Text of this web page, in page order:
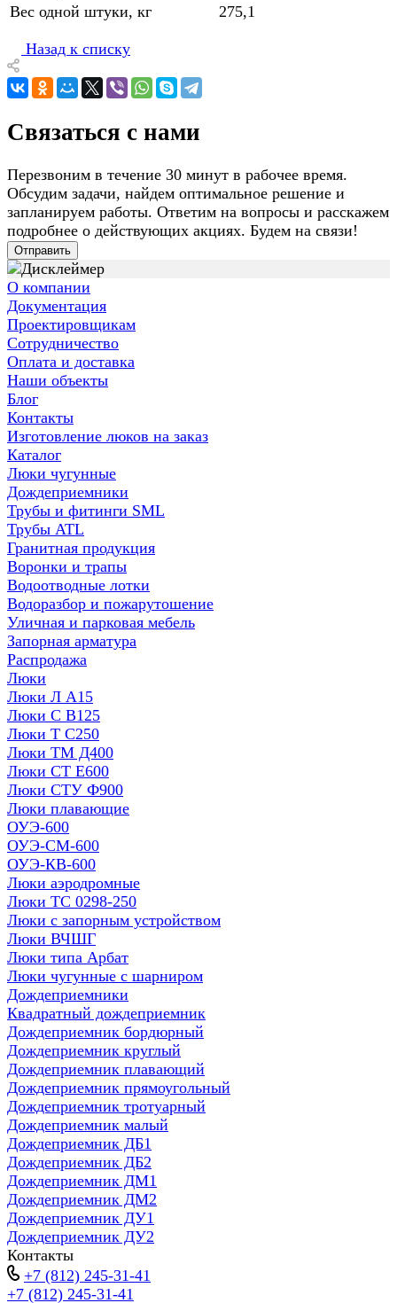
Вес одной штуки, кг
275,1
Назад к списку
Связаться с нами
Перезвоним в течение 30 минут в рабочее время.
Обсудим задачи, найдем оптимальное решение и
запланируем работы. Ответим на вопросы и расскажем
подробнее о действующих акциях. Будем на связи!
Отправить
О компании
Документация
Проектировщикам
Сотрудничество
Оплата и доставка
Наши объекты
Блог
Контакты
Изготовление люков на заказ
Каталог
Люки чугунные
Дождеприемники
Трубы и фитинги SML
Трубы ATL
Гранитная продукция
Воронки и трапы
Водоотводные лотки
Водоразбор и пожарутошение
Уличная и парковая мебель
Запорная арматура
Распродажа
Люки
Люки Л А15
Люки С В125
Люки Т С250
Люки ТМ Д400
Люки СТ Е600
Люки СТУ Ф900
Люки плавающие
ОУЭ-600
ОУЭ-СМ-600
ОУЭ-КВ-600
Люки аэродромные
Люки ТС 0298-250
Люки с запорным устройством
Люки ВЧШГ
Люки типа Арбат
Люки чугунные с шарниром
Дождеприемники
Квадратный дождеприемник
Дождеприемник бордюрный
Дождеприемник круглый
Дождеприемник плавающий
Дождеприемник прямоугольный
Дождеприемник тротуарный
Дождеприемник малый
Дождеприемник ДБ1
Дождеприемник ДБ2
Дождеприемник ДМ1
Дождеприемник ДМ2
Дождеприемник ДУ1
Дождеприемник ДУ2
Контакты
+7 (812) 245-31-41
+7 (812) 245-31-41